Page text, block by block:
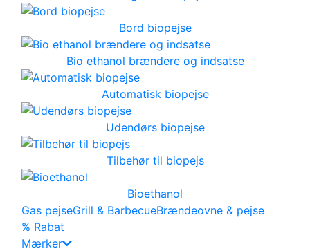
Bord biopejse
Bio ethanol brændere og indsatse
Automatisk biopejse
Udendørs biopejse
Tilbehør til biopejs
Bioethanol
Gas pejseGrill & BarbecueBrændeovne & pejse
% Rabat
Mærker